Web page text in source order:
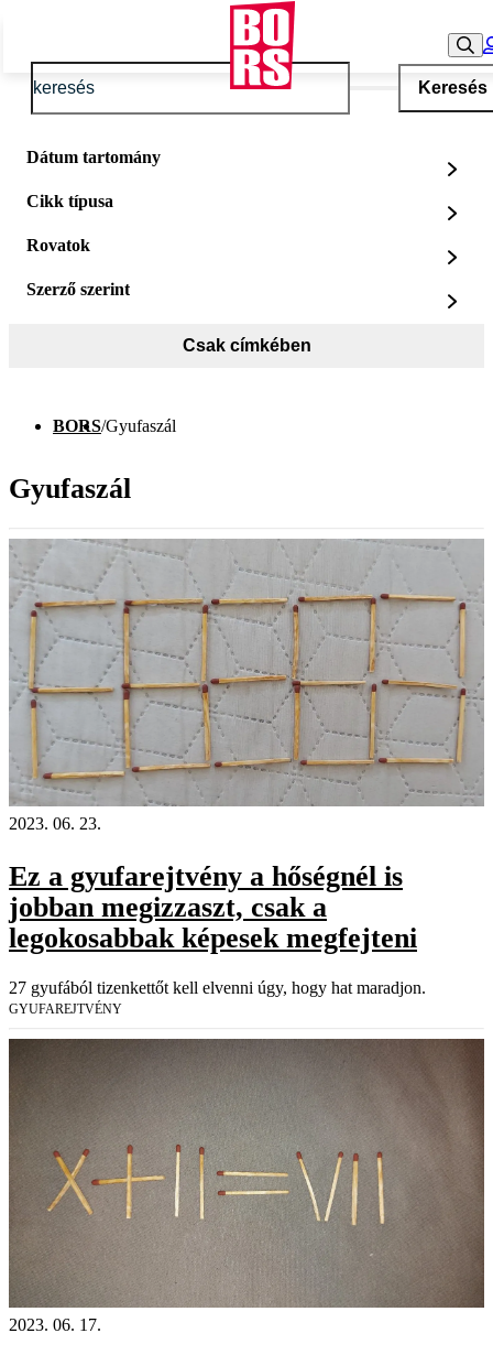
Keresés
Dátum tartomány
Cikk típusa
Rovatok
Szerző szerint
Csak címkében
BORS/Gyufaszál
Gyufaszál
2023. 06. 23.
Ez a gyufarejtvény a hőségnél is
jobban megizzaszt, csak a
legokosabbak képesek megfejteni
27 gyufából tizenkettőt kell elvenni úgy, hogy hat maradjon.
GYUFAREJTVÉNY
2023. 06. 17.